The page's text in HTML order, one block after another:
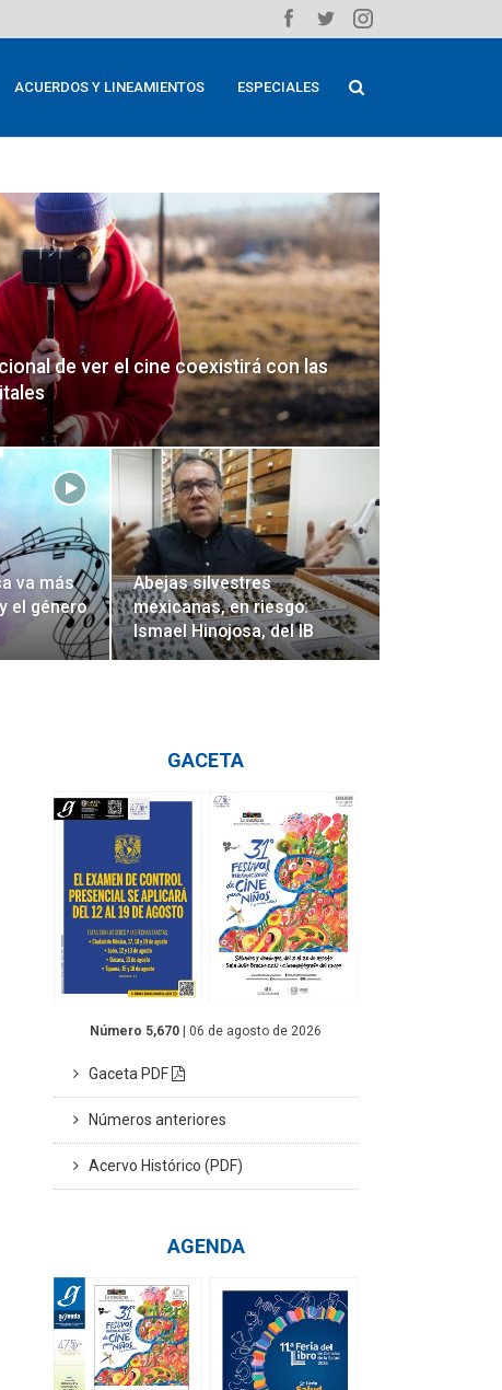
ACUERDOS Y LINEAMIENTOS ESPECIALES
de ver el cine coexistirá con las
va más
el género
Abejas silvestres
mexicanas, en riesgo:
Ismael Hinojosa, del IB
GACETA
Número 5,670 | 06 de agosto de 2026
Gaceta PDF
Números anteriores
Acervo Histórico (PDF)
AGENDA